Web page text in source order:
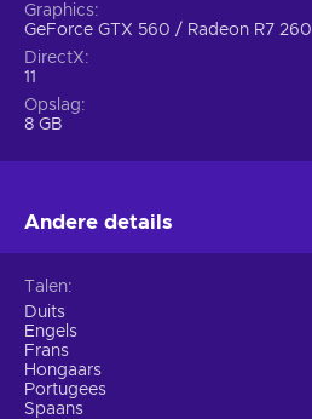
Graphics
GeForce GTX 560 / Radeon R7 260
DirectX
11
Opslag
8 GB
Andere details
Talen
Duits
Engels
Frans
Hongaars
Portugees
Spaans